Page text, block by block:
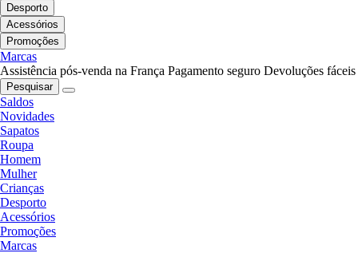
Desporto
Acessórios
Promoções
Marcas
Assistência pós-venda na França Pagamento seguro Devoluções fáceis
Pesquisar
Saldos
Novidades
Sapatos
Roupa
Homem
Mulher
Crianças
Desporto
Acessórios
Promoções
Marcas